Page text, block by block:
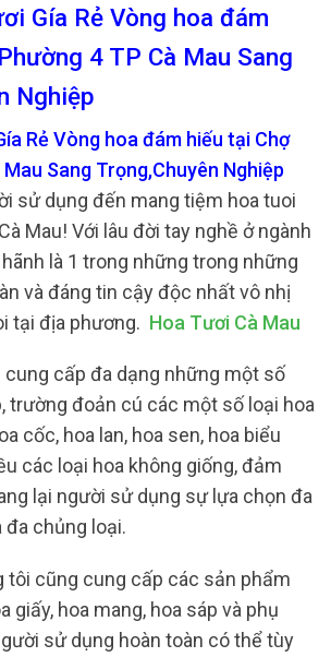
Gía Rẻ Vòng hoa đám
4 TP Cà Mau Sang
Nghiệp
Rẻ Vòng hoa đám hiếu tại Chợ
Sang Trọng,Chuyên Nghiệp
sử dụng đến mang tiệm hoa tuoi
Mau! Với lâu đời tay nghề ở ngành
là 1 trong những trong những
và đáng tin cậy độc nhất vô nhị
tại địa phương. Hoa Tươi Cà Mau
cung cấp đa dạng những một số
trường đoản cú các một số loại hoa
cốc, hoa lan, hoa sen, hoa biểu
các loại hoa không giống, đảm
lại người sử dụng sự lựa chọn đa
đa chủng loại.
tôi cũng cung cấp các sản phẩm
giấy, hoa mang, hoa sáp và phụ
sử dụng hoàn toàn có thể tùy